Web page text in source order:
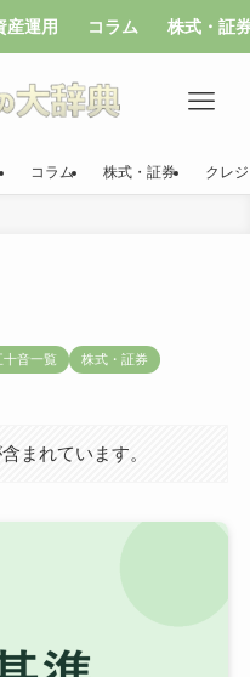
産運用 コラム 株式・証
コラム 株式・証券 クレ
十音一覧 株式・証券
まれています。